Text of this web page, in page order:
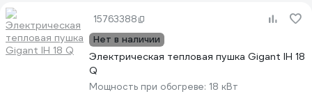
15763388
Нет в наличии
Электрическая тепловая пушка Gigant IH 18
Q
Мощность при обогреве: 18 кВт